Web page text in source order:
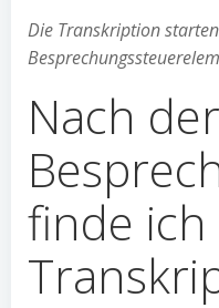
Die Transkription
Nach der
finde ich